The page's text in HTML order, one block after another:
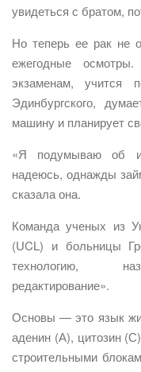
увидеться с братом,
Но теперь ее рак не
ежегодные
экзаменам, учится
Эдинбургского,
машину и планирует
«Я подумываю об
надеюсь, однажды
сказала она.
Команда ученых из
(UCL) и больницы
технологию,
редактирование».
Основы — это язык
аденин (А), цитозин
строительными